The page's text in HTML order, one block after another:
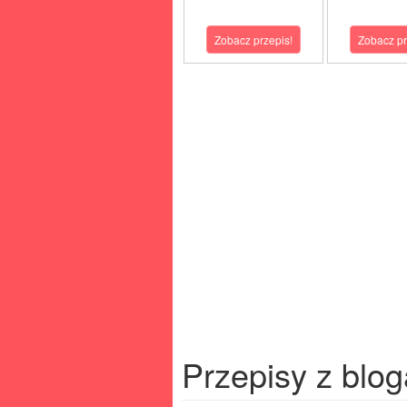
Zobacz przepis! Zobacz
Przepisy z